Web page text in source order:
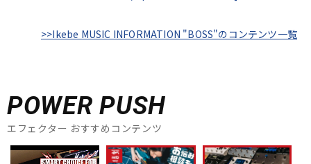
>>Ikebe MUSIC INFORMATION "BOSS"のコンテンツ一覧
POWER PUSH
エフェクター おすすめコンテンツ